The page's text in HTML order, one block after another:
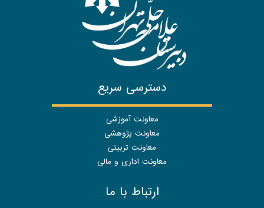
دسترسی سریع
معاونت آموزشی
معاونت پژوهشی
معاونت تربیتی
معاونت اداری و مالی
ارتباط با ما